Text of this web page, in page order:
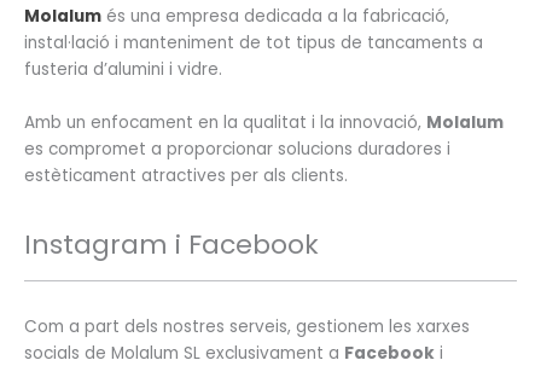
Molalum és una empresa dedicada a la fabricació,
instal·lació i manteniment de tot tipus de tancaments a
fusteria d’alumini i vidre.
Amb un enfocament en la qualitat i la innovació, Molalum
es compromet a proporcionar solucions duradores i
estèticament atractives per als clients.
Instagram i Facebook
Com a part dels nostres serveis, gestionem les xarxes
socials de Molalum SL exclusivament a Facebook i